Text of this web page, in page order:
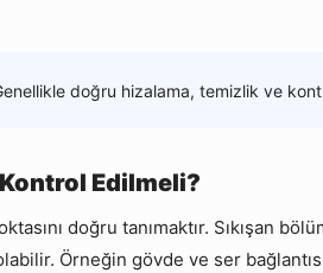
doğru hizalama, temizlik ve
Kontrol Edilmeli?
doğru tanımaktır. Sıkışan
Örneğin gövde ve ser